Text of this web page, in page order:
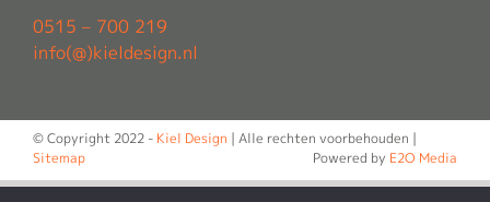
0515 – 700 219
info(@)kieldesign.nl
© Copyright 2022 - Kiel Design | Alle rechten voorbehouden |
Sitemap
Powered by E2O Media